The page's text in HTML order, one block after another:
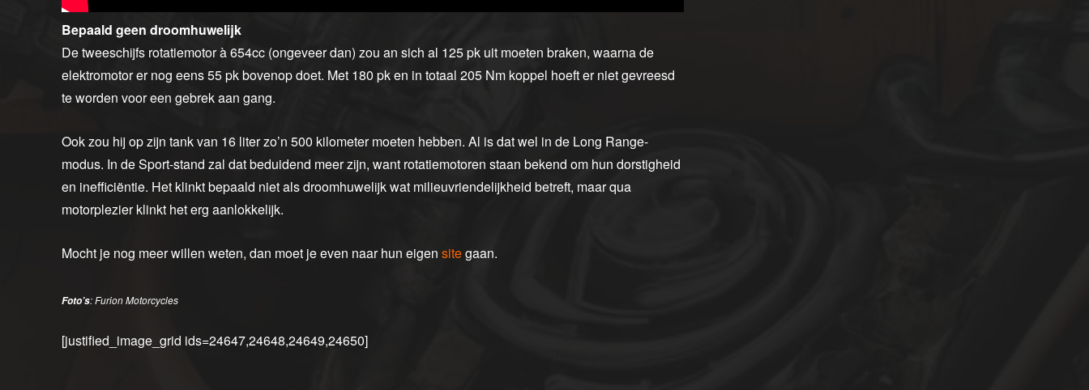
Bepaald geen droomhuwelijk
De tweeschijfs rotatiemotor à 654cc (ongeveer dan) zou an sich al 125 pk uit moeten braken, waarna de
elektromotor er nog eens 55 pk bovenop doet. Met 180 pk en in totaal 205 Nm koppel hoeft er niet gevreesd
te worden voor een gebrek aan gang.
Ook zou hij op zijn tank van 16 liter zo’n 500 kilometer moeten hebben. Al is dat wel in de Long Range-
modus. In de Sport-stand zal dat beduidend meer zijn, want rotatiemotoren staan bekend om hun dorstigheid
en inefficiëntie. Het klinkt bepaald niet als droomhuwelijk wat milieuvriendelijkheid betreft, maar qua
motorplezier klinkt het erg aanlokkelijk.
Mocht je nog meer willen weten, dan moet je even naar hun eigen sitegaan.
Foto’s: Furion Motorcycles
[justified_image_grid ids=24647,24648,24649,24650]